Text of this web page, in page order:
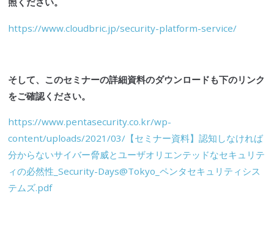
https://www.cloudbric.jp/security-platform-service/
そして、このセミナーの詳細資料のダウンロードも下のリンク
をご確認ください。
https://www.pentasecurity.co.kr/wp-
content/uploads/2021/03/【セミナー資料】認知しなければ
分からないサイバー脅威とユーザオリエンテッドなセキュリテ
ィの必然性_Security-Days@Tokyo_ペンタセキュリティシス
テムズ.pdf